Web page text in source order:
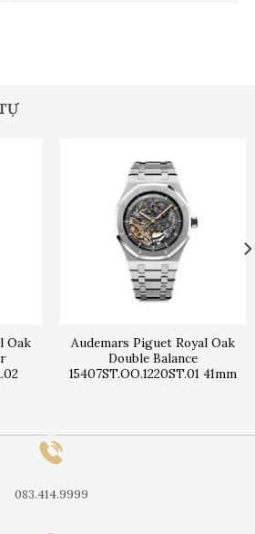
Oak
Audemars Piguet Royal Oak
Double Balance
15407ST.OO.1220ST.01 41mm
083.414.9999